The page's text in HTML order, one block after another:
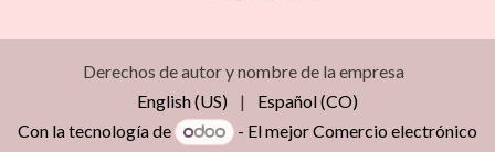
Derechos de autor y nombre de la empresa
English (US)
|
Español (CO)
Con la tecnología de
- El mejorComercio electrónico